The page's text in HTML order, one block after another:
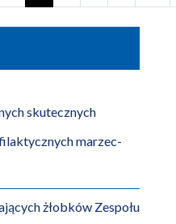
skutecznych
marzec-
żłobków Zespołu